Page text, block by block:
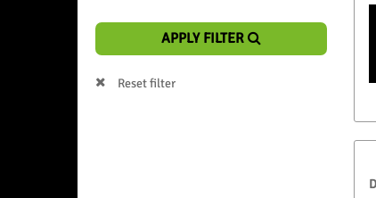
APPLY FILTER
Reset filter